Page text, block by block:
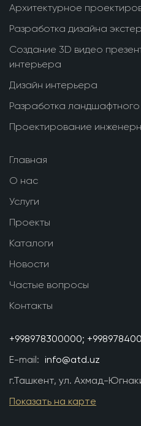
Архитектурное
Разработка дизайна
Создание 3D видео
интерьера
Дизайн интерьера
Разработка ландшафтного
Проектирование
Главная
О нас
Услуги
Проекты
Каталоги
Новости
Частые вопросы
Контакты
+998978300000;
E-mail: info@atd.uz
г.Ташкент, ул. Ахмад-
Показать на карте